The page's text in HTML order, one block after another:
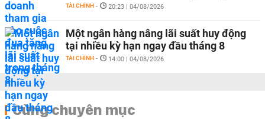
TÀI CHÍNH - 20:23 | 04/08/2026
Một ngân hàng nâng lãi suất huy động
tại nhiều kỳ hạn ngay đầu tháng 8
TÀI CHÍNH - 14:00 | 04/08/2026
Cùng chuyên mục